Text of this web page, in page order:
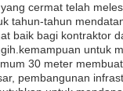
cermat telah
tahun-tahun
baik bagi kontraktor
untuk
30 meter
pembangunan